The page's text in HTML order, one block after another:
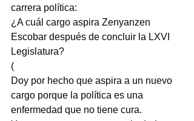
carrera política:
¿A cuál cargo aspira Zenyanzen
Escobar después de concluir la LXVI
Legislatura?
(
Doy por hecho que aspira a un nuevo
cargo porque la política es una
enfermedad que no tiene cura.